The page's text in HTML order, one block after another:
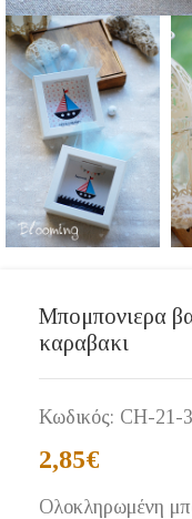
Μπομπονιερα
καραβακι
Κωδικός: CH-21-
2,85€
Ολοκληρωμένη